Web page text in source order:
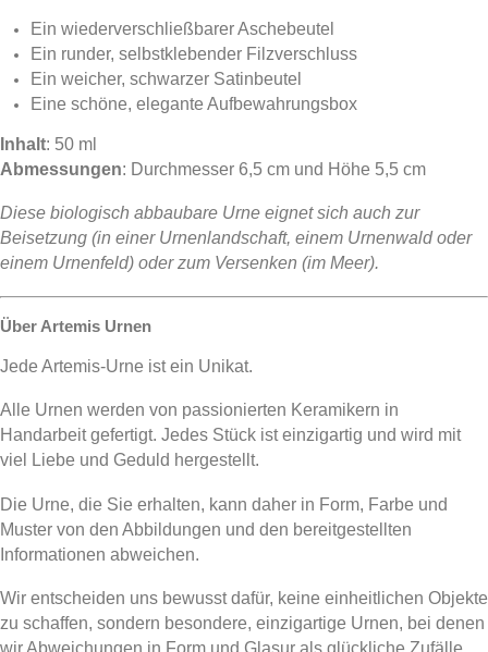
Ein wiederverschließbarer Aschebeutel
Ein runder, selbstklebender Filzverschluss
Ein weicher, schwarzer Satinbeutel
Eine schöne, elegante Aufbewahrungsbox
Inhalt: 50 ml
Abmessungen: Durchmesser 6,5 cm und Höhe 5,5 cm
Diese biologisch abbaubare Urne eignet sich auch zur
Beisetzung (in einer Urnenlandschaft, einem Urnenwald oder
einem Urnenfeld) oder zum Versenken (im Meer).
Über Artemis Urnen
Jede Artemis-Urne ist ein Unikat.
Alle Urnen werden von passionierten Keramikern in
Handarbeit gefertigt. Jedes Stück ist einzigartig und wird mit
viel Liebe und Geduld hergestellt.
Die Urne, die Sie erhalten, kann daher in Form, Farbe und
Muster von den Abbildungen und den bereitgestellten
Informationen abweichen.
Wir entscheiden uns bewusst dafür, keine einheitlichen Objekte
zu schaffen, sondern besondere, einzigartige Urnen, bei denen
wir Abweichungen in Form und Glasur als glückliche Zufälle